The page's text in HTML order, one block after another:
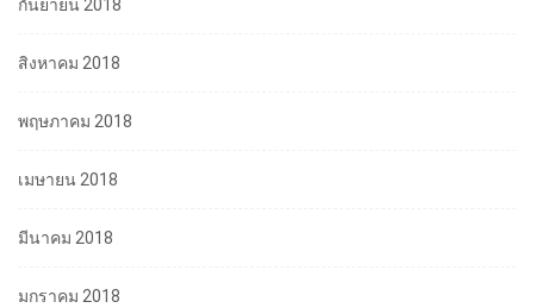
กันยายน 2018
สิงหาคม 2018
พฤษภาคม 2018
เมษายน 2018
มีนาคม 2018
มกราคม 2018